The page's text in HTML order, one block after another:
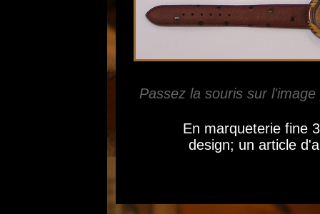
Passez la souris sur
En marqueterie fine
design; un article